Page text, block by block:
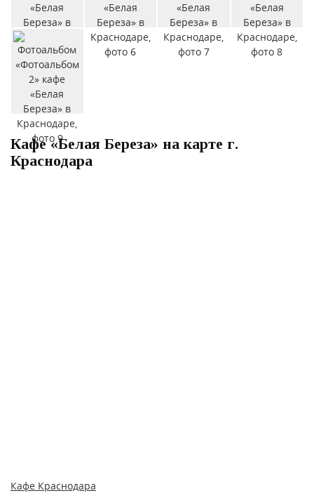
Кафе «Белая Береза» на карте г.
Краснодара
Кафе Краснодара